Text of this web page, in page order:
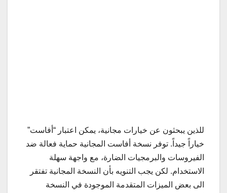
للذين يبحثون عن خيارات مجانية، يمكن اعتبار “أفاست”
خياراً جيداً. توفر نسخة أفاست المجانية حماية فعالة ضد
الفيروسات والبرمجيات الضارة، مع واجهة سهلة
الاستخدام. لكن يجب التنويه بأن النسخة المجانية تفتقر
الى بعض الميزات المتقدمة الموجودة في النسخة